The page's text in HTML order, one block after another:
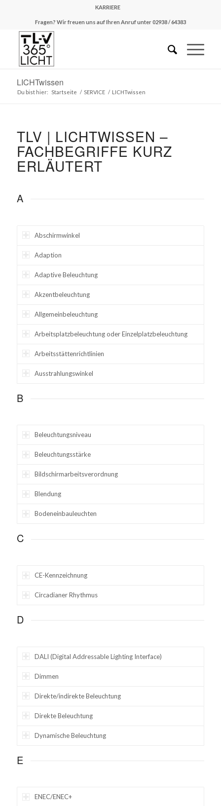
KARRIERE
Fragen? Wir freuen uns auf Ihren Anruf unter 02938 / 64383
LICHTwissen
Du bist hier: Startseite / SERVICE / LICHTwissen
TLV | LICHTWISSEN –
FACHBEGRIFFE KURZ
ERLÄUTERT
A
Abschirmwinkel
Adaption
Adaptive Beleuchtung
Akzentbeleuchtung
Allgemeinbeleuchtung
Arbeitsplatzbeleuchtung oder Einzelplatzbeleuchtung
Arbeitsstättenrichtlinien
Ausstrahlungswinkel
B
Beleuchtungsniveau
Beleuchtungsstärke
Bildschirmarbeitsverordnung
Blendung
Bodeneinbauleuchten
C
CE-Kennzeichnung
Circadianer Rhythmus
D
DALI (Digital Addressable Lighting Interface)
Dimmen
Direkte/indirekte Beleuchtung
Direkte Beleuchtung
Dynamische Beleuchtung
E
ENEC/ENEC+